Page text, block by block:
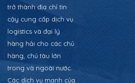
trở thành địa chỉ tin
cậy cung cấp dịch vụ
logistics và đại lý
hàng hải cho các chủ
hàng, chủ tàu lớn
trong và ngoài nước.
Các dịch vụ mạnh của